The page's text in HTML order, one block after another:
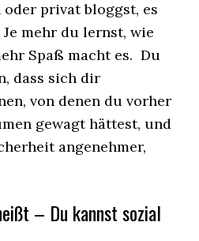
privat bloggst, es
mehr du lernst, wie
Spaß macht es. Du
dass sich dir
von denen du vorher
gewagt hättest, und
angenehmer,
– Du kannst sozial